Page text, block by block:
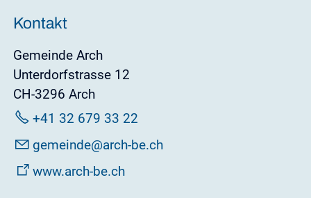
Kontakt
Gemeinde Arch
Unterdorfstrasse 12
CH-3296 Arch
+41 32 679 33 22
g m nd rch-b
ch
www.arch-be.ch